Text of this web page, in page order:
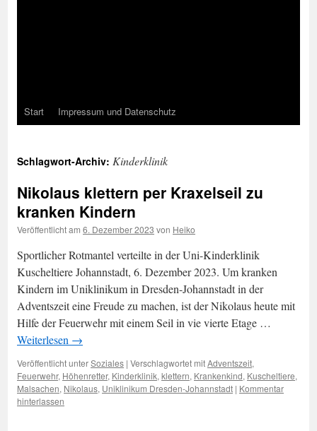
Start Impressum und Datenschutz
Schlagwort-Archiv: Kinderklinik
Nikolaus klettern per Kraxelseil zu
kranken Kindern
Veröffentlicht am 6. Dezember 2023 von Heiko
Sportlicher Rotmantel verteilte in der Uni-Kinderklinik
Kuscheltiere Johannstadt, 6. Dezember 2023. Um kranken
Kindern im Uniklinikum in Dresden-Johannstadt in der
Adventszeit eine Freude zu machen, ist der Nikolaus heute mit
Hilfe der Feuerwehr mit einem Seil in vie vierte Etage …
Weiterlesen →
Veröffentlicht unterSoziales | Verschlagwortet mitAdventszeit,
Feuerwehr, Höhenretter, Kinderklinik, klettern, Krankenkind, Kuscheltiere,
Malsachen, Nikolaus, Uniklinikum Dresden-Johannstadt | Kommentar
hinterlassen